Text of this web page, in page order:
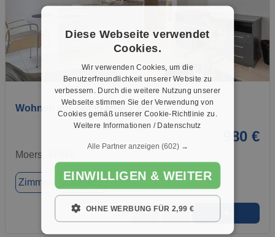
1 / 1
Wohnen auf Zeit in Moers 980 €
980 €
Moers, 47447
Zimmer Zimmer 2
★ ➦
Diese Webseite verwendet
Cookies.
Wir verwenden Cookies, um die
Benutzerfreundlichkeit unserer Website zu
verbessern. Durch die weitere Nutzung unserer
Webseite stimmen Sie der Verwendung von
Cookies gemäß unserer Cookie-Richtlinie zu.
Weitere Informationen / Datenschutz
Alle Partner anzeigen (602) →
EINWILLIGEN & WEITER
OHNE WERBUNG FÜR 2,99 €